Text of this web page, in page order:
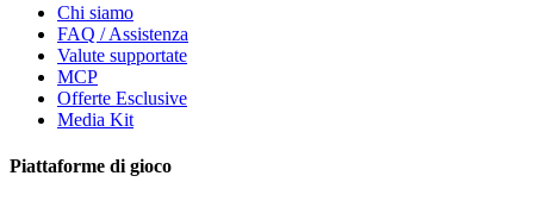
Chi siamo
FAQ / Assistenza
Valute supportate
MCP
Offerte Esclusive
Media Kit
Piattaforme di gioco